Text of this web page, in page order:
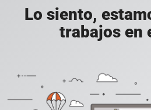
Lo siento,
trabajos en